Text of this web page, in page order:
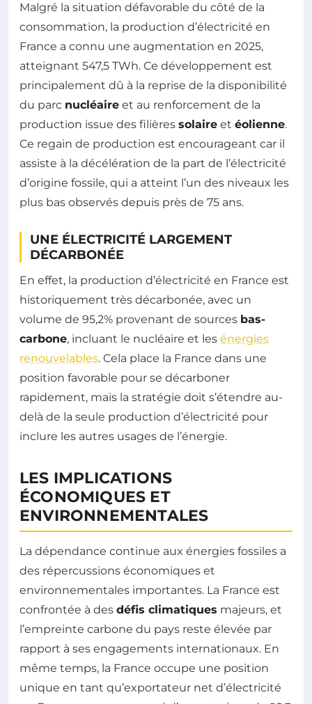
Malgré la situation défavorable du côté de la
consommation, la production d’électricité en
France a connu une augmentation en 2025,
atteignant 547,5 TWh. Ce développement est
principalement dû à la reprise de la disponibilité
du parc nucléaire et au renforcement de la
production issue des filières solaire et éolienne.
Ce regain de production est encourageant car il
assiste à la décélération de la part de l’électricité
d’origine fossile, qui a atteint l’un des niveaux les
plus bas observés depuis près de 75 ans.
UNE ÉLECTRICITÉ LARGEMENT
DÉCARBONÉE
En effet, la production d’électricité en France est
historiquement très décarbonée, avec un
volume de 95,2% provenant de sources bas-
carbone, incluant le nucléaire et les énergies
renouvelables. Cela place la France dans une
position favorable pour se décarboner
rapidement, mais la stratégie doit s’étendre au-
delà de la seule production d’électricité pour
inclure les autres usages de l’énergie.
LES IMPLICATIONS
ÉCONOMIQUES ET
ENVIRONNEMENTALES
La dépendance continue aux énergies fossiles a
des répercussions économiques et
environnementales importantes. La France est
confrontée à des défis climatiques majeurs, et
l’empreinte carbone du pays reste élevée par
rapport à ses engagements internationaux. En
même temps, la France occupe une position
unique en tant qu’exportateur net d’électricité